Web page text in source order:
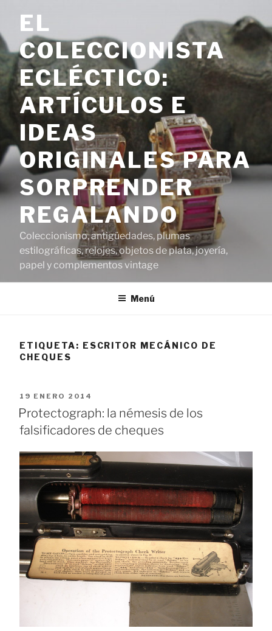
contenido
EL
COLECCIONISTA
ECLÉCTICO:
ARTÍCULOS E
IDEAS
ORIGINALES PARA
SORPRENDER
REGALANDO
Coleccionismo, antigüedades, plumas
estilográficas, relojes, objetos de plata, joyería,
papel y complementos vintage
Menú
ETIQUETA: ESCRITOR MECÁNICO DE
CHEQUES
PUBLICADO
EL
19 ENERO 2014
Protectograph: la némesis de los
falsificadores de cheques